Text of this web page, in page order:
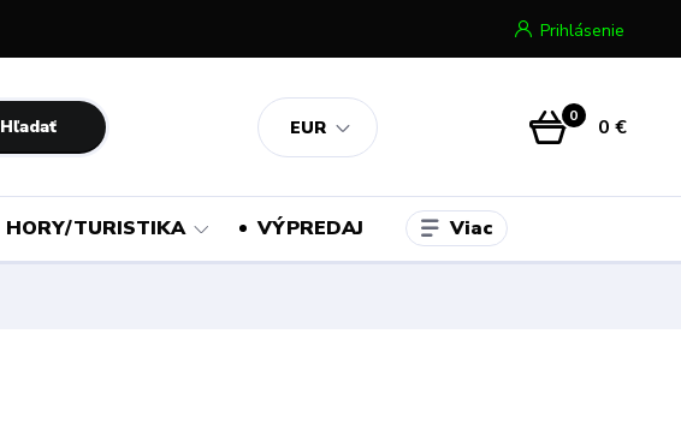
EUR
Prihlásenie
Hľadať 0 0 €
HORY/TURISTIKA VÝPREDAJ Viac